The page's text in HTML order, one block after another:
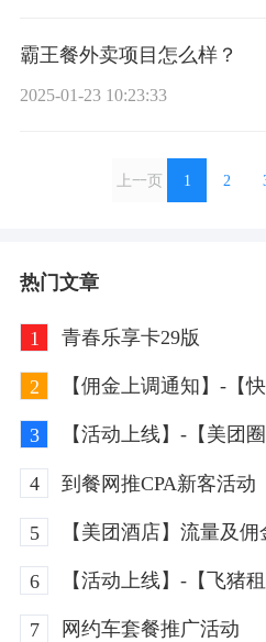
霸王餐外卖项目怎么样？
2025-01-23 10:23:33
上一页 1 2
热门文章
1 青春乐享卡29版
2
【佣金上调通知】-【
3
【活动上线】-【美团
4
到餐网推CPA新客活动
5 【美团酒店】流量及
6 【活动上线】-【飞猪
7 网约车套餐推广活动